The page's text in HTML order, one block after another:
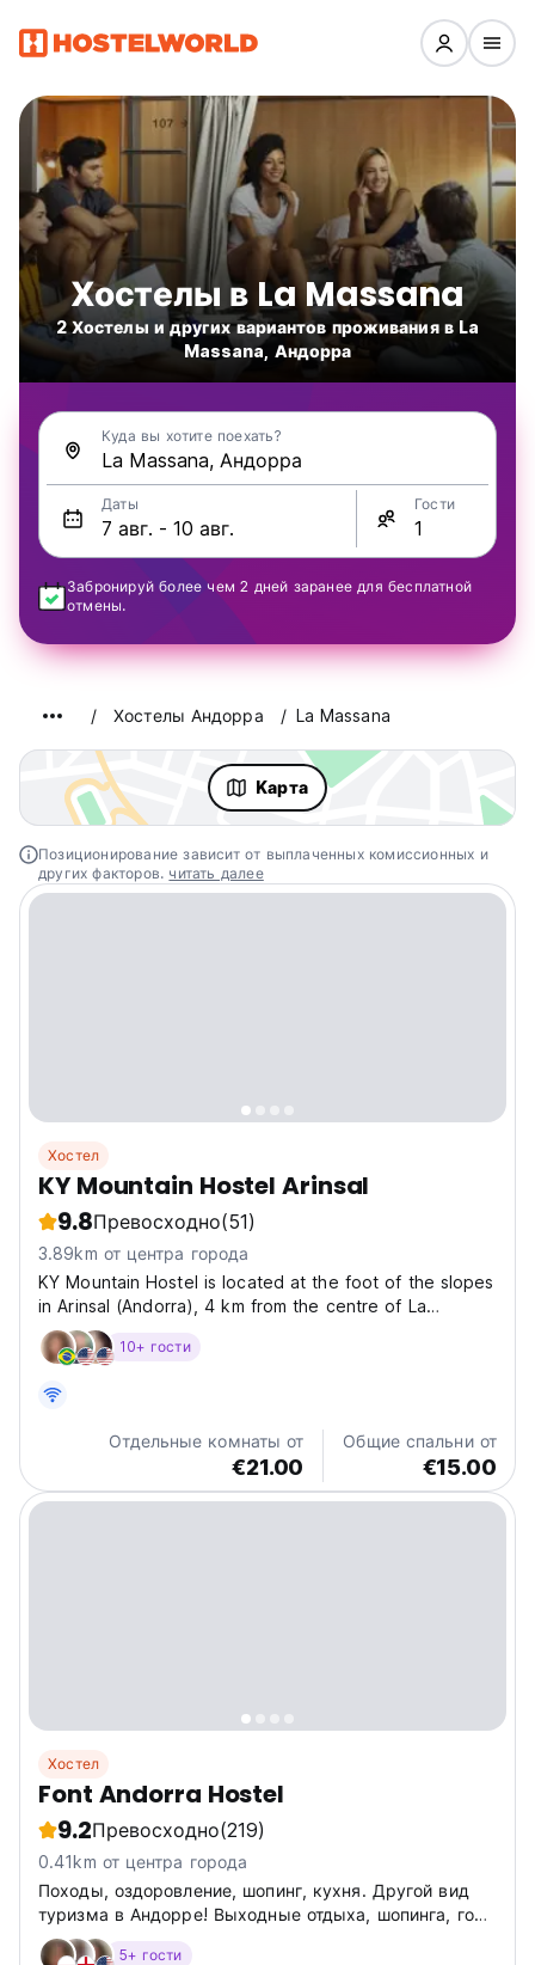
Хостелы в La Massana
2 Хостелы и других вариантов проживания в La
Massana, Андорра
Куда вы хотите поехать?
Даты Гости
Забронируй более чем 2 дней заранее для бесплатной
отмены.
Хостелы Андорра La Massana
Kарта
Позиционирование зависит от выплаченных комиссионных и
других факторов. читать далее
Хостел
KY Mountain Hostel Arinsal
9.8Превосходно(51)
3.89km от центра города
KY Mountain Hostel is located at the foot of the slopes
in Arinsal (Andorra), 4 km from the centre of La
Massana. Ideal for staying in private rooms for 2, 4 or 6
people for groups of friends or family or, if you are
10+ гости
Отдельные комнаты от
€21.00
Общие спальни от
€15.00
Хостел
Font Andorra Hostel
9.2Превосходно(219)
0.41km от центра города
Походы, оздоровление, шопинг, кухня. Другой вид
туризма в Андорре! Выходные отдыха, шопинга, гор,
истории и многого другого.
5+ гости